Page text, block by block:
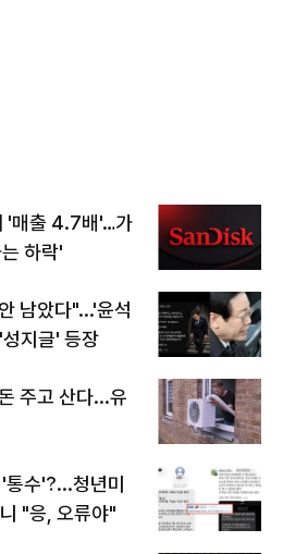
'매출 4.7배'…가
하락'
남았다"...'윤석
지글' 등장
주고 산다...유
수'?...청년미
"응, 오류야"